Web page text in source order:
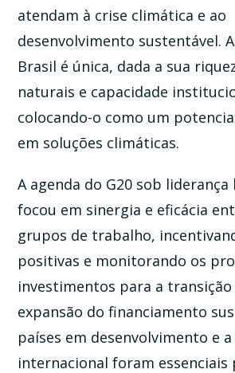
atendam à crise climática e ao
desenvolvimento sustentável.
Brasil é única, dada a sua
naturais e capacidade
colocando-o como um
em soluções climáticas.
A agenda do G20 sob
focou em sinergia e eficácia
grupos de trabalho,
positivas e monitorando os
investimentos para a
expansão do financiamento
países em desenvolvimento e
internacional foram